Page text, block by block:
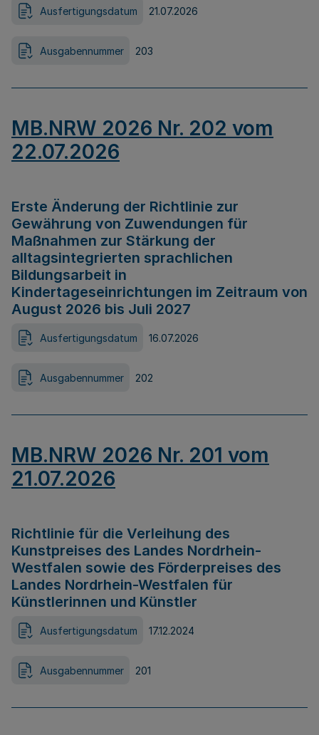
Ausfertigungsdatum 21.07.2026
Ausgabennummer 203
MB.NRW 2026 Nr. 202 vom
22.07.2026
Erste Änderung der Richtlinie zur
Gewährung von Zuwendungen für
Maßnahmen zur Stärkung der
alltagsintegrierten sprachlichen
Bildungsarbeit in
Kindertageseinrichtungen im Zeitraum von
August 2026 bis Juli 2027
Ausfertigungsdatum 16.07.2026
Ausgabennummer 202
MB.NRW 2026 Nr. 201 vom
21.07.2026
Richtlinie für die Verleihung des
Kunstpreises des Landes Nordrhein-
Westfalen sowie des Förderpreises des
Landes Nordrhein-Westfalen für
Künstlerinnen und Künstler
Ausfertigungsdatum 17.12.2024
Ausgabennummer 201